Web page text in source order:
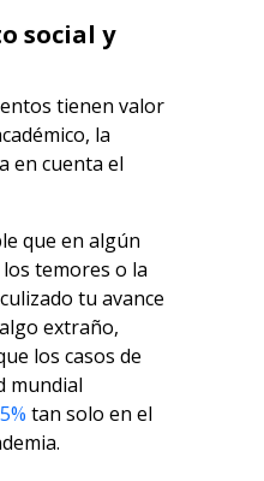
social y
tienen valor
la
en cuenta el
que en algún
temores o la
tu avance
extraño,
los casos de
mundial
tan solo en el